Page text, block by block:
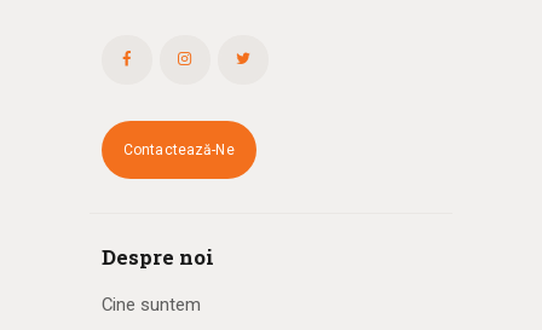
Contactează-Ne
Despre noi
Cine suntem